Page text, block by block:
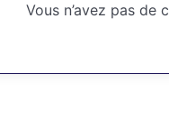
Vous n’avez pas de